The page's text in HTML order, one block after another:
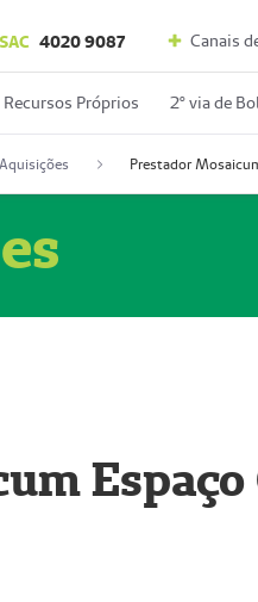
SAC 4020 9087 Canais
Recursos Próprios 2º via de